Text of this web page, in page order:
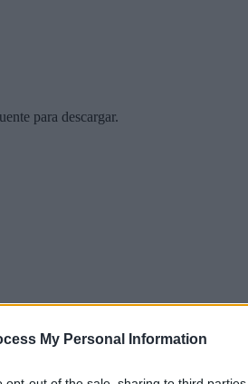
My Personal Information
para descargar.